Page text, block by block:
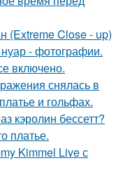
(Extreme Close - up)
- фотографии.
включено.
снялась в
и гольфах.
кэролин бессетт?
платье.
Kimmel Live с